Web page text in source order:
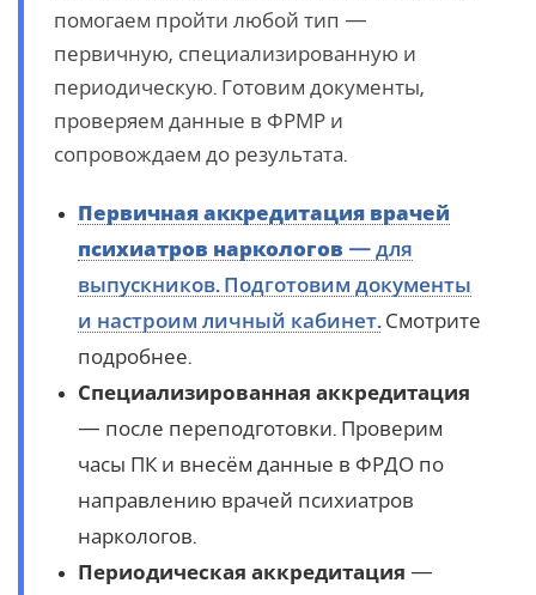
помогаем пройти любой тип —
первичную, специализированную и
периодическую. Готовим документы,
проверяем данные в ФРМР и
сопровождаем до результата.
Первичная аккредитация врачей
психиатров наркологов — для
выпускников. Подготовим документы
и настроим личный кабинет.Смотрите
подробнее.
Специализированная аккредитация
— после переподготовки. Проверим
часы ПК и внесём данные в ФРДО по
направлению врачей психиатров
наркологов.
Периодическая аккредитация —